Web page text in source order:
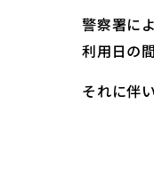
警察署に
利用日の
それに伴